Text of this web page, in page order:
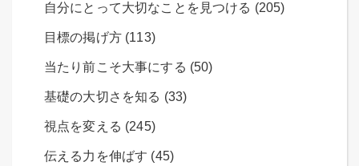
自分にとって大切なことを見つける (205)
目標の掲げ方 (113)
当たり前こそ大事にする (50)
基礎の大切さを知る (33)
視点を変える (245)
伝える力を伸ばす (45)